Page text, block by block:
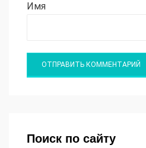
Имя
Поиск по сайту